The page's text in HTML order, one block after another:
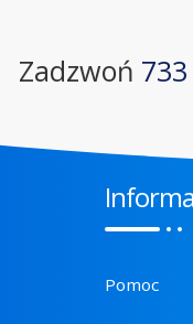
Zadzwoń
Pomoc